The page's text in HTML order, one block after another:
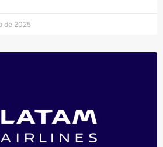
de 2025